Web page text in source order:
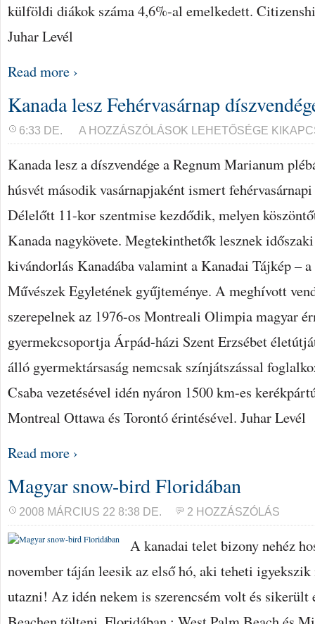
külföldi diákok száma 4,6%-al emelkedett.
Juhar Levél
Read more ›
Kanada lesz Fehérvasárnap
6:33 DE.
KANADA
DÍSZVENDÉGE
BEJEGYZÉSHEZ
A HOZZÁSZÓLÁSOK LEHETŐSÉGE
Kanada lesz a díszvendége a Regnum Marianum
húsvét második vasárnapjaként ismert
Délelőtt 11-kor szentmise kezdődik, melyen
Kanada nagykövete. Megtekinthetők lesznek
kivándorlás Kanadába valamint a Kanadai Tájkép –
Művészek Egyletének gyűjteménye. A meghívott
szerepelnek az 1976-os Montreali Olimpia magyar
gyermekcsoportja Árpád-házi Szent Erzsébet
álló gyermektársaság nemcsak színjátszással
Csaba vezetésével idén nyáron 1500 km-es
Montreal Ottawa és Torontó érintésével. Juhar Levél
Read more ›
Magyar snow-bird Floridában
2008 MÁRCIUS 22 8:38 DE. 2 HOZZÁSZÓLÁS
A kanadai telet bizony nehéz
november táján leesik az első hó, aki teheti
utazni! Az idén nekem is szerencsém volt és sikerült